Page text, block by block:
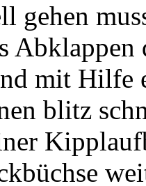
gehen
Abklappen
mit Hilfe
blitz